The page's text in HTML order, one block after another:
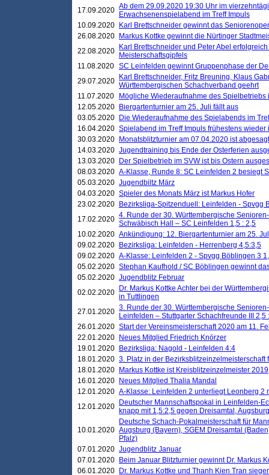
17.09.2020 Ab dem 29.09.2020 19:30 Uhr im
Erwachsenenspielabend im Treff Impuls
10.09.2020
Karl Brettschneider gewinnt das
26.08.2020
Markus Kottke gewinnt die Nürtinger
22.08.2020
Karl Brettschneider und Peter Abel
Meisterschaftsgipfels
11.08.2020 SC Leinfelden gewinnt Gruppenphase der
29.07.2020
Karl Brettschneider, Fritz Breuning, Klaus
Württembergischen Schachverband geehrt
11.07.2020
Mögliche Wiederaufnahme des Spielbetriebs
12.05.2020
Biergartenturnier am 25. Juli fällt aus
03.05.2020
Die Wiederaufnahme des Spielabends im
16.04.2020 Spielabend im Treff Impuls frühestens wieder
30.03.2020
Monatsblitzturnier am 07.04.2020 ist abgesagt
14.03.2020 Jugendtraining bis Ende der Osterferien
13.03.2020
Der Spielbetrieb im SVW ist bis Ostern
08.03.2020 A-Klasse, Runde 8: SC Leinfelden 2 besiegt
05.03.2020 Jugendbiltz März
04.03.2020 Spieler des Monats März ist Markus Hofer
23.02.2020
Bezirksliga-Spitzenduell: Leinfelden - Spvgg
17.02.2020 4. Runde der 30. Württembergische
Schwäbisch Hall – SC Leinfelden 1,5 : 2,5
10.02.2020 Ankündigung: 12. Biergartenturnier am 25.
09.02.2020
Bezirksliga: Leinfelden - Herrenberg 4,5:3,5
09.02.2020 A-Klasse: Leinfelden 2 - Spvgg Böblingen 3
05.02.2020 Stephan Kaufhold / SC Böblingen gewinnt
05.02.2020 Jugendblitz Februar
02.02.2020
Dr. Markus Kottke Achter bei der
in Tuttlingen
27.01.2020 3. Runde der 30. Württembergische
Leinfelden – Stuttgarter Schachfreunde III 2,5
26.01.2020 Start der Vereinsmeisterschaft 2020 am 11.
22.01.2020
Neues Mitglied Friedrich Knörzer
19.01.2020
Bezirksliga: Nagold - Leinfelden 4:4
18.01.2020 3. Platz in der Bezirksblitzeinzelmeisterschaft
18.01.2020
Markus Kottke ist Kreisblitzeinzelmeister 2019
16.01.2020
Neues Mitglied Thalia Mandal
12.01.2020 A-Klasse: Leinfelden 2 unterliegt Leonberg 2
12.01.2020
Deutscher Mannschaftspokal in Leinfelden-
knapp mit 1,5:2,5 gegen Dreisamtal,
10.01.2020
Deutsche Schach-Pokalmeisterschaft für
Augsburg (Bayern), SGEM Dreisamtal
Pfalz)
07.01.2020 Jugendblitz Januar
07.01.2020
Beim Januar Blitzturnier gewinnt Dr. Markus
06.01.2020
Dr. Markus Kottke und Thanh Kien Tran